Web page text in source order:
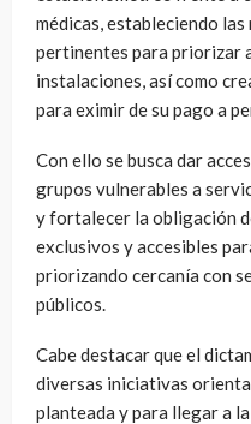
médicas, estableciendo las
pertinentes para priorizar
instalaciones, así como
para eximir de su pago a
Con ello se busca dar
grupos vulnerables a
y fortalecer la obligación
exclusivos y accesibles
priorizando cercanía con
públicos.
Cabe destacar que el
diversas iniciativas
planteada y para llegar a